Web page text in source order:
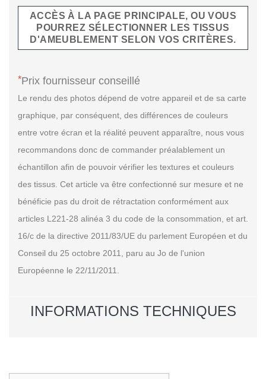
ACCÈS À LA PAGE PRINCIPALE, OU VOUS
POURREZ SÉLECTIONNER LES TISSUS
D'AMEUBLEMENT SELON VOS CRITÈRES.
*Prix fournisseur conseillé
Le rendu des photos dépend de votre appareil et de sa carte
graphique, par conséquent, des différences de couleurs
entre votre écran et la réalité peuvent apparaître, nous vous
recommandons donc de commander préalablement un
échantillon afin de pouvoir vérifier les textures et couleurs
des tissus. Cet article va être confectionné sur mesure et ne
bénéficie pas du droit de rétractation conformément aux
articles L221-28 alinéa 3 du code de la consommation, et art.
16/c de la directive 2011/83/UE du parlement Européen et du
Conseil du 25 octobre 2011, paru au Jo de l'union
Européenne le 22/11/2011.
INFORMATIONS TECHNIQUES